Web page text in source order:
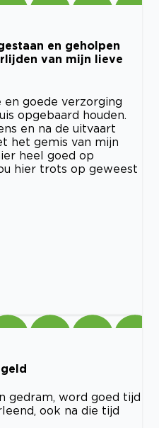
en geholpen
van mijn lieve
goede verzorging
opgebaard houden.
en na de uitvaart
het gemis van mijn
heel goed op
hier trots op geweest
gedram, word goed tijd
ook na die tijd